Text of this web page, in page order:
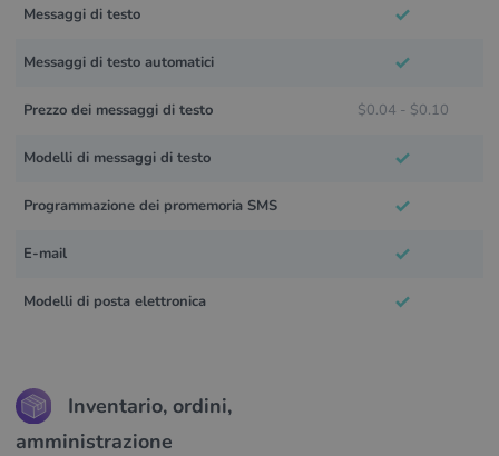
Messaggi di testo
Messaggi di testo automatici
Prezzo dei messaggi di testo $0.04 - $0.10
Modelli di messaggi di testo
Programmazione dei promemoria SMS
E-mail
Modelli di posta elettronica
Inventario, ordini,
amministrazione